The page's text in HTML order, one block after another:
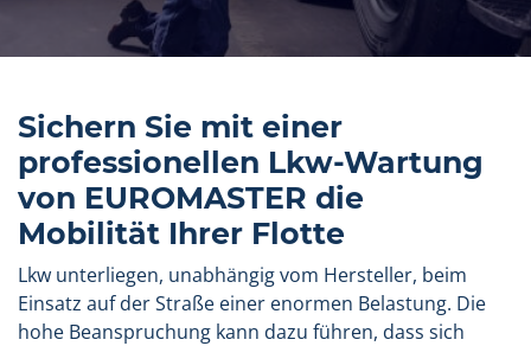
Sichern Sie mit einer
professionellen Lkw-Wartung
von EUROMASTER die
Mobilität Ihrer Flotte
Lkw unterliegen, unabhängig vom Hersteller, beim
Einsatz auf der Straße einer enormen Belastung. Die
hohe Beanspruchung kann dazu führen, dass sich